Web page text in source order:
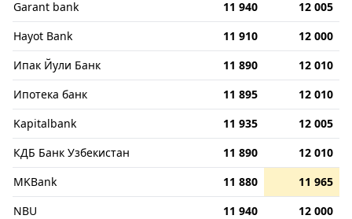
Garant bank
11 940
12 005
Hayot Bank
11 910
12 000
Ипак Йули Банк
11 890
12 010
Ипотека банк
11 895
12 010
Kapitalbank
11 935
12 005
КДБ Банк Узбекистан
11 890
12 010
MKBank
11 880
11 965
NBU
11 940
12 000